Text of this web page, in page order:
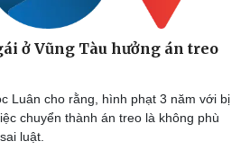
ở Vũng Tàu hưởng án treo
Luân cho rằng, hình phạt 3 năm với bị
chuyển thành án treo là không phù
luật.